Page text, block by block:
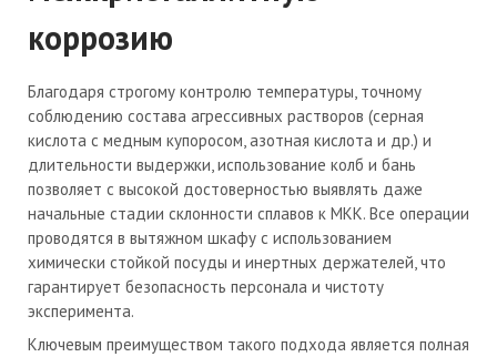
коррозию
Благодаря строгому контролю температуры, точному
соблюдению состава агрессивных растворов (серная
кислота с медным купоросом, азотная кислота и др.) и
длительности выдержки, использование колб и бань
позволяет с высокой достоверностью выявлять даже
начальные стадии склонности сплавов к МКК. Все операции
проводятся в вытяжном шкафу с использованием
химически стойкой посуды и инертных держателей, что
гарантирует безопасность персонала и чистоту
эксперимента.
Ключевым преимуществом такого подхода является полная